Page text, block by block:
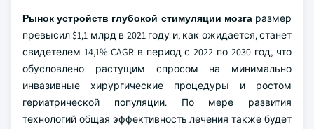
Рынок устройств глубокой стимуляции мозгаразмер
превысил $1,1 млрд в 2021 году и, как ожидается, станет
свидетелем 14,1% CAGR в период с 2022 по 2030 год, что
обусловлено растущим спросом на минимально
инвазивные хирургические процедуры и ростом
гериатрической популяции. По мере развития
технологий общая эффективность лечения также будет